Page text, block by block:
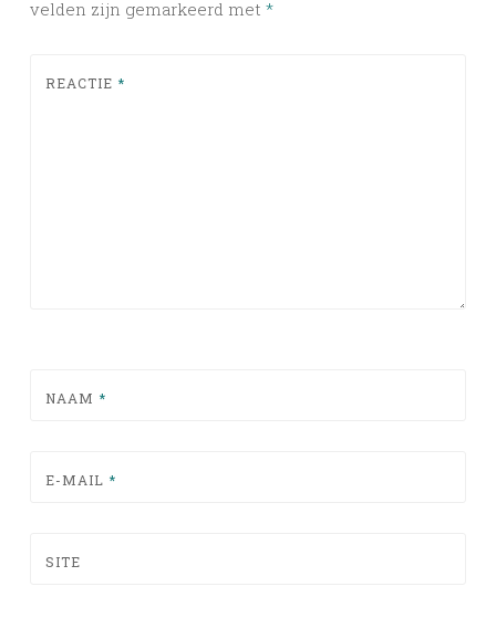
velden zijn gemarkeerd met *
REACTIE *
NAAM *
E-MAIL *
SITE